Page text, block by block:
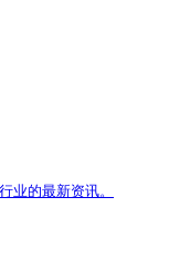
业的最新资讯。